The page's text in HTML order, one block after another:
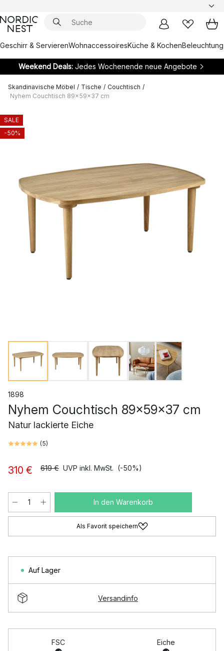
Geschirr & ServierenWohnaccessoiresKüche & KochenBeleuchtung
Weekend Deals:Jedes Wochenende neue Angebote
Skandinavische Möbel / Tische / Couchtisch /
Nyhem Couchtisch 89x59x37 cm
SALE
-50%
1898
Nyhem Couchtisch 89x59x37 cm
Natur lackierte Eiche
(5)
310 € 619 € UVP inkl. MwSt. (-50%)
In den Warenkorb
Als Favorit speichern
Auf Lager
Versandinfo
FSC Eiche